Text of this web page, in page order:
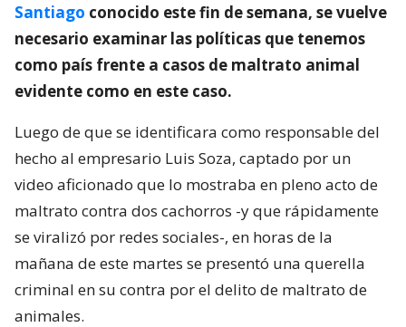
Santiago conocido este fin de semana, se vuelve
necesario examinar las políticas que tenemos
como país frente a casos de maltrato animal
evidente como en este caso.
Luego de que se identificara como responsable del
hecho al empresario Luis Soza, captado por un
video aficionado que lo mostraba en pleno acto de
maltrato contra dos cachorros -y que rápidamente
se viralizó por redes sociales-, en horas de la
mañana de este martes se presentó una querella
criminal en su contra por el delito de maltrato de
animales.